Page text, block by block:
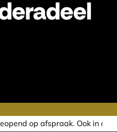
de avond of in het